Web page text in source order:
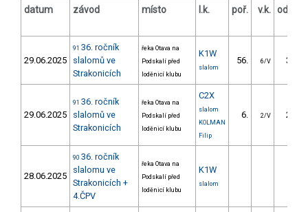
datum závod místo l.k. poř. v.k. odstup
29.06.2025
91 36. ročník
slalomů ve
Strakonicích
řeka Otava na
Podskalí před
loděnicí klubu
K1W
slalom
56. 6/V 35.47
29.06.2025
91 36. ročník
slalomů ve
Strakonicích
řeka Otava na
Podskalí před
loděnicí klubu
C2X
slalom
KOLMAN
Filip
6. 2/V 25.44
28.06.2025
90 36. ročník
slalomu ve
Strakonicích +
4.ČPV
řeka Otava na
Podskalí před
loděnicí klubu
K1W
slalom